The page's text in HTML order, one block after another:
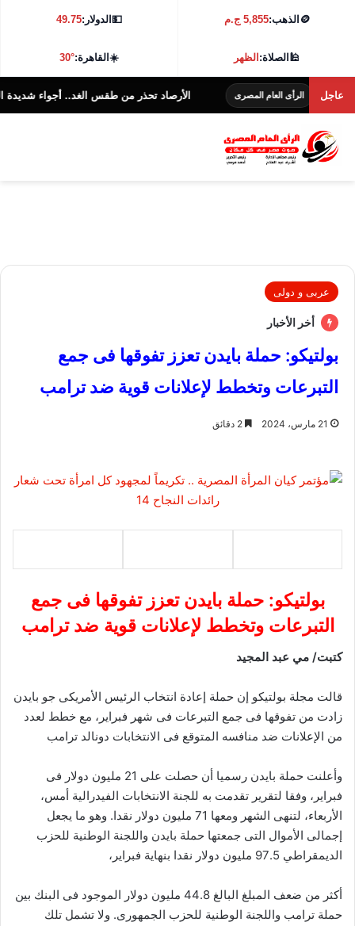
🪙 الذهب:5,855 ج.م 💵الدولار:49.75
🕌الصلاة:الظهر ☀️القاهرة:30°
عاجل
الرأى العام المصرى الأرصاد تحذر من طقس الغد.. أجواء شديدة الحرارة و38 درجة بالقاهرة
عربى و دولى
أخر الأخبار
بولتيكو: حملة بايدن تعزز تفوقها فى جمع
التبرعات وتخطط لإعلانات قوية ضد ترامب
21 مارس، 2024
بولتيكو: حملة بايدن تعزز تفوقها فى جمع
التبرعات وتخطط لإعلانات قوية ضد ترامب
كتبت/ مي عبد المجيد
قالت مجلة بولتيكو إن حملة إعادة انتخاب الرئيس الأمريكى جو بايدن
زادت من تفوقها فى جمع التبرعات فى شهر فبراير، مع خطط لعدد
من الإعلانات ضد منافسه المتوقع فى الانتخابات دونالد ترامب
وأعلنت حملة بايدن رسميا أن حصلت على 21 مليون دولار فى
فبراير، وفقا لتقرير تقدمت به للجنة الانتخابات الفيدرالية أمس،
الأربعاء، لتنهى الشهر ومعها 71 مليون دولار نقدا. وهو ما يجعل
إجمالى الأموال التى جمعتها حملة بايدن واللجنة الوطنية للحزب
الديمقراطي 97.5 مليون دولار نقدا بنهاية فبراير،
أكثر من ضعف المبلغ البالغ 44.8 مليون دولار الموجود فى البنك بين
حملة ترامب واللجنة الوطنية للحزب الجمهورى. ولا تشمل تلك